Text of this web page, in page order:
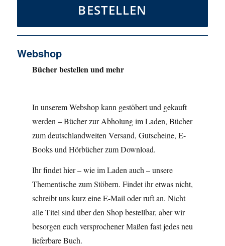
BESTELLEN
Webshop
Bücher bestellen und mehr
In unserem Webshop kann gestöbert und gekauft
werden – Bücher zur Abholung im Laden, Bücher
zum deutschlandweiten Versand, Gutscheine, E-
Books und Hörbücher zum Download.
Ihr findet hier – wie im Laden auch – unsere
Thementische zum Stöbern. Findet ihr etwas nicht,
schreibt uns kurz eine E-Mail oder ruft an. Nicht
alle Titel sind über den Shop bestellbar, aber wir
besorgen euch versprochener Maßen fast jedes neu
lieferbare Buch.